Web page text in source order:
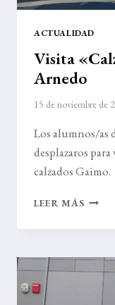
ACTUALIDAD
Visita
Arnedo
15 de noviembre de
Los alumnos/as
desplazaros
calzados Gaimo.
LEER MÁSVISITA